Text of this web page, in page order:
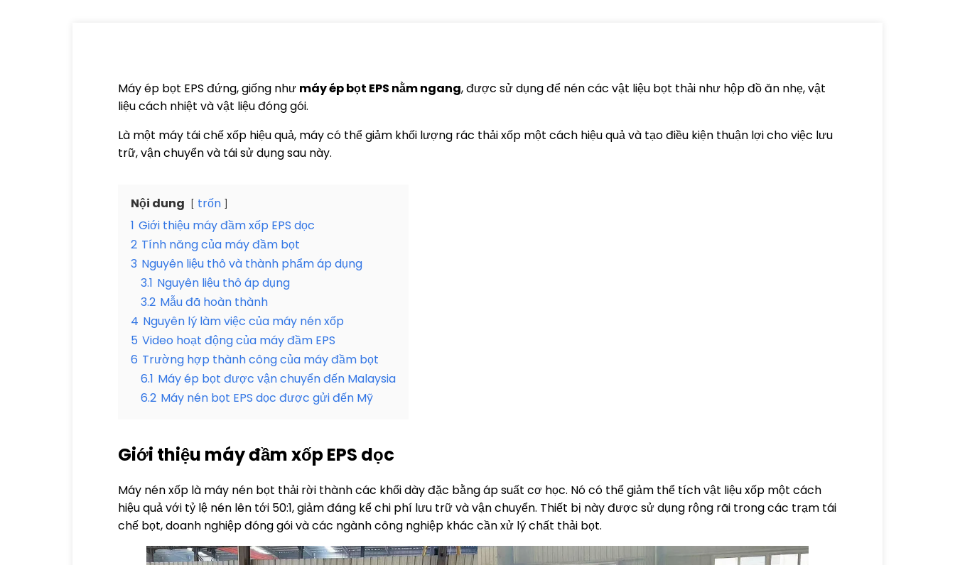
Máy ép bọt EPS đứng, giống như máy ép bọt EPS nằm ngang, được sử dụng để nén các vật liệu bọt thải như hộp đồ ăn nhẹ, vật
liệu cách nhiệt và vật liệu đóng gói.
Là một máy tái chế xốp hiệu quả, máy có thể giảm khối lượng rác thải xốp một cách hiệu quả và tạo điều kiện thuận lợi cho việc lưu
trữ, vận chuyển và tái sử dụng sau này.
Nội dung
trốn
1 Giới thiệu máy đầm xốp EPS dọc
2 Tính năng của máy đầm bọt
3 Nguyên liệu thô và thành phẩm áp dụng
3.1 Nguyên liệu thô áp dụng
3.2 Mẫu đã hoàn thành
4 Nguyên lý làm việc của máy nén xốp
5 Video hoạt động của máy đầm EPS
6 Trường hợp thành công của máy đầm bọt
6.1 Máy ép bọt được vận chuyển đến Malaysia
6.2 Máy nén bọt EPS dọc được gửi đến Mỹ
Giới thiệu máy đầm xốp EPS dọc
Máy nén xốp là máy nén bọt thải rời thành các khối dày đặc bằng áp suất cơ học. Nó có thể giảm thể tích vật liệu xốp một cách
hiệu quả với tỷ lệ nén lên tới 50:1, giảm đáng kể chi phí lưu trữ và vận chuyển. Thiết bị này được sử dụng rộng rãi trong các trạm tái
chế bọt, doanh nghiệp đóng gói và các ngành công nghiệp khác cần xử lý chất thải bọt.